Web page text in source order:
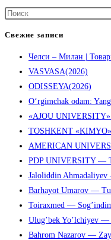
Свежие записи
Челси – Милан |
VASVASA(2026)
ODISSEYA(2026)
O‘rgimchak odam:
«AJOU
TOSHKENT
AMERICAN
PDP UNIVERSITY —
Jaloliddin
Barhayot Umarov —
Toiraxmed —
Ulug’bek Yo’lchiyev —
Bahrom Nazarov —